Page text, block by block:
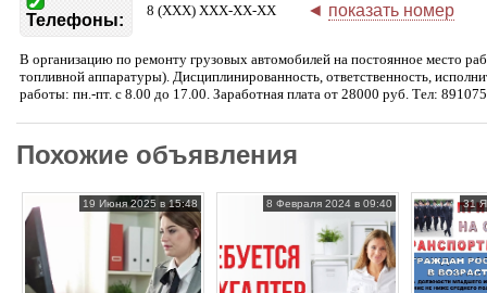
Телефоны:
8 (XXX) XXX-XX-XX ◄ показать номер
В организацию по ремонту грузовых автомобилей на постоянное место
топливной аппаратуры). Дисциплинированность, ответственность,
работы: пн.-пт. с 8.00 до 17.00. Заработная плата от 28000 руб. Тел:
Похожие объявления
19 Июня 2025 в 15:48 8 Февраля 2024 в 09:40 31